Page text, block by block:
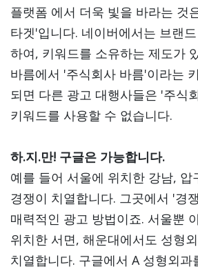
플랫폼 에서 더욱 빛을 바라는 것
타겟'입니다. 네이버에서는 브랜
하여, 키워드를 소유하는 제도가
바름에서 '주식회사 바름'이라는
되면 다른 광고 대행사들은 '주식
키워드를 사용할 수 없습니다.
하.지.만! 구글은 가능합니다.
예를 들어 서울에 위치한 강남, 압
경쟁이 치열합니다. 그곳에서 '경
매력적인 광고 방법이죠. 서울뿐
위치한 서면, 해운대에서도 성형
치열합니다. 구글에서 A 성형외과